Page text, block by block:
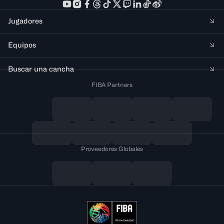
Jugadores
Equipos
Buscar una cancha
FIBA Partners
Proveedores Globales